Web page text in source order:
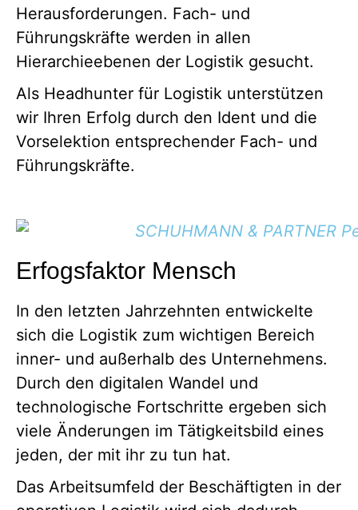
Herausforderungen. Fach- und
Führungskräfte werden in allen
Hierarchieebenen der Logistik gesucht.
Als Headhunter für Logistik unterstützen
wir Ihren Erfolg durch den Ident und die
Vorselektion entsprechender Fach- und
Führungskräfte.
Erfogsfaktor Mensch
In den letzten Jahrzehnten entwickelte
sich die Logistik zum wichtigen Bereich
inner- und außerhalb des Unternehmens.
Durch den digitalen Wandel und
technologische Fortschritte ergeben sich
viele Änderungen im Tätigkeitsbild eines
jeden, der mit ihr zu tun hat.
Das Arbeitsumfeld der Beschäftigten in der